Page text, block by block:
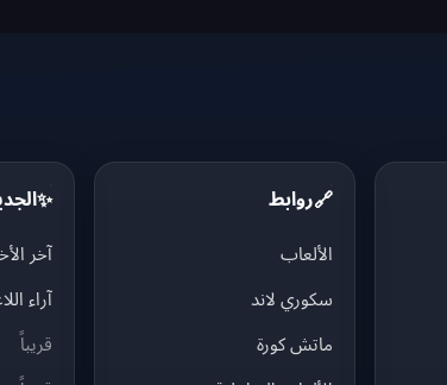
🔗روابط
الألعاب
سكوري لاند
ماتش كورة
✨
آخر
آراء
قريباً